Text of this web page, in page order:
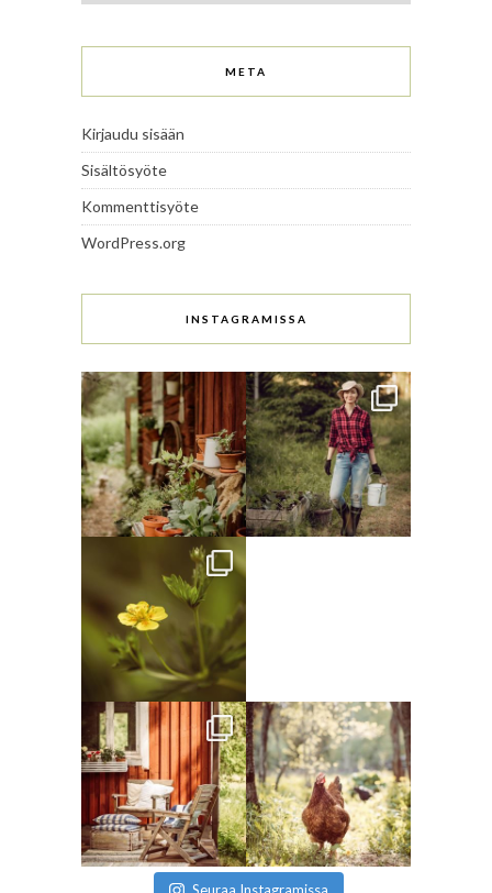
META
Kirjaudu sisään
Sisältösyöte
Kommenttisyöte
WordPress.org
INSTAGRAMISSA
Seuraa Instagramissa